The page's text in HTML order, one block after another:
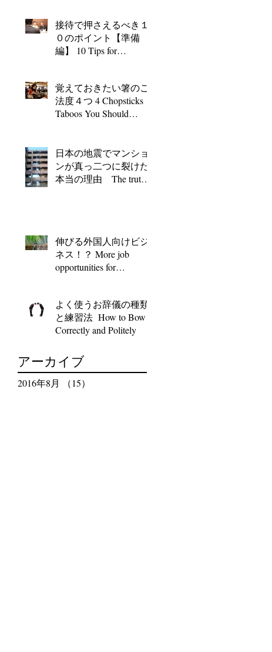
接待で押さえるべき１
０のポイント【準備
編】 10 Tips for
覚えておきたい箸のご
法度４つ 4 Chopsticks
Taboos You Should
日本の地震でマンショ
ンが真っ二つに裂けた
本当の理由 The truth
伸びる外国人向けビジ
ネス！？ More job
opportunities for
よく使うお辞儀の種類
と練習法 How to Bow
Correctly and Politely
アーカイブ
2016年8月 （15）